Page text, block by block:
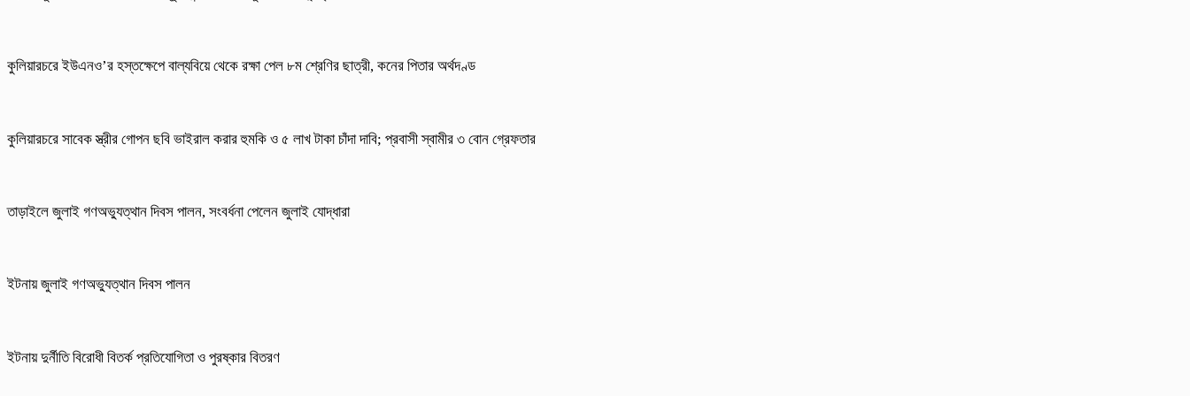
কুলিয়ারচরে ইউএনও’র হস্তক্ষেপে বাল্যবিয়ে থেকে রক্ষা পেল ৮ম শ্রেণির ছাত্রী, কনের পিতার অর্থদণ্ড
কুলিয়ারচরে সাবেক স্ত্রীর গোপন ছবি ভাইরাল করার হুমকি ও ৫ লাখ টাকা চাঁদা দাবি; প্রবাসী স্বামীর ৩ বোন গ্রেফতার
তাড়াইলে জুলাই গণঅভ্যুত্থান দিবস পালন, সংবর্ধনা পেলেন জুলাই যোদ্ধারা
ইটনায় জুলাই গণঅভ্যুত্থান দিবস পালন
ইটনায় দুর্নীতি বিরোধী বিতর্ক প্রতিযোগিতা ও পুরষ্কার বিতরণ